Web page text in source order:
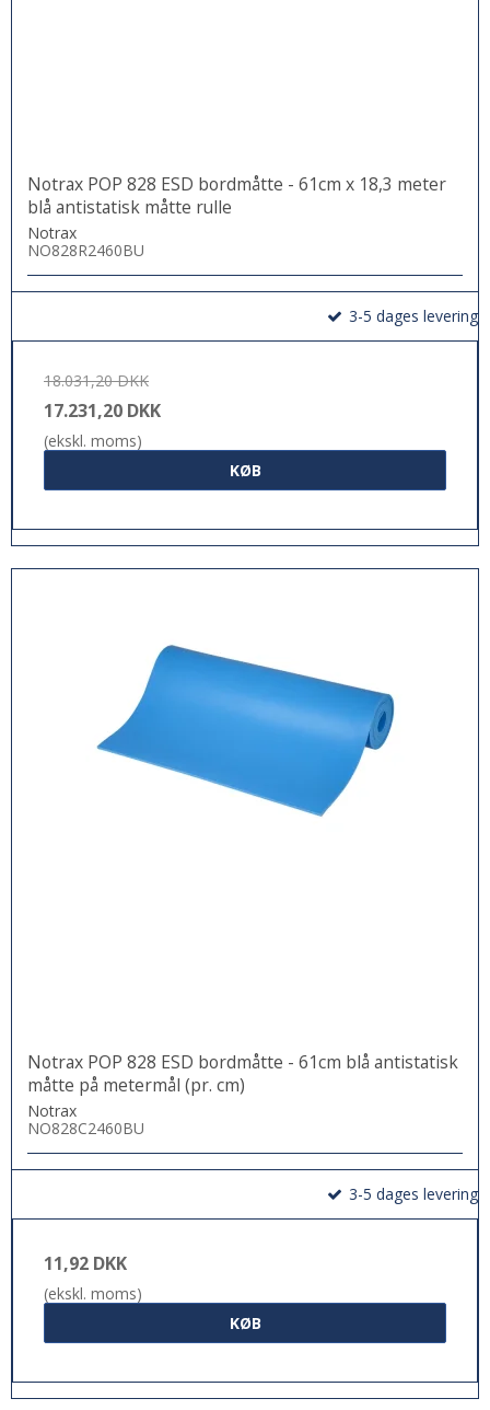
Notrax POP 828 ESD bordmåtte - 61cm x 18,3 meter
blå antistatisk måtte rulle
Notrax
NO828R2460BU
3-5 dages levering
18.031,20 DKK
17.231,20 DKK
(ekskl. moms)
KØB
Notrax POP 828 ESD bordmåtte - 61cm blå antistatisk
måtte på metermål (pr. cm)
Notrax
NO828C2460BU
3-5 dages levering
11,92 DKK
(ekskl. moms)
KØB